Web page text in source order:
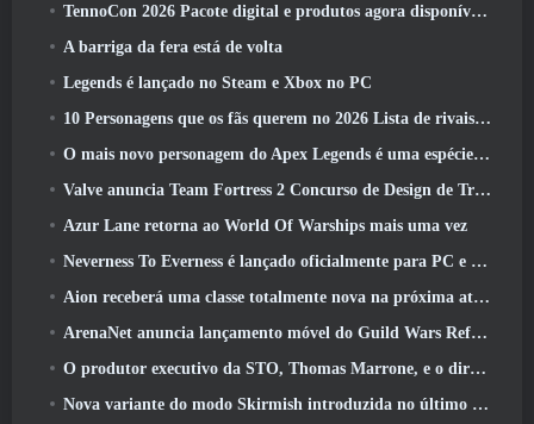
TennoCon 2026 Pacote digital e produtos agora disponíveis para compra
A barriga da fera está de volta
Legends é lançado no Steam e Xbox no PC
10 Personagens que os fãs querem no 2026 Lista de rivais da Marvel com maior probabilidade e qual a probabilidade de eles acontecerem
O mais novo personagem do Apex Legends é uma espécie de demônio da velocidade
Valve anuncia Team Fortress 2 Concurso de Design de Troféu ÜBERFEST
Azur Lane retorna ao World Of Warships mais uma vez
Neverness To Everness é lançado oficialmente para PC e consoles
Aion receberá uma classe totalmente nova na próxima atualização do Dread Blade
ArenaNet anuncia lançamento móvel do Guild Wars Reforged
O produtor executivo da STO, Thomas Marrone, e o diretor criativo da Neverwinter, Randy Mosiondz, discutem os jogos e o futuro do Cryptic
Nova variante do modo Skirmish introduzida no último ato de Valorant